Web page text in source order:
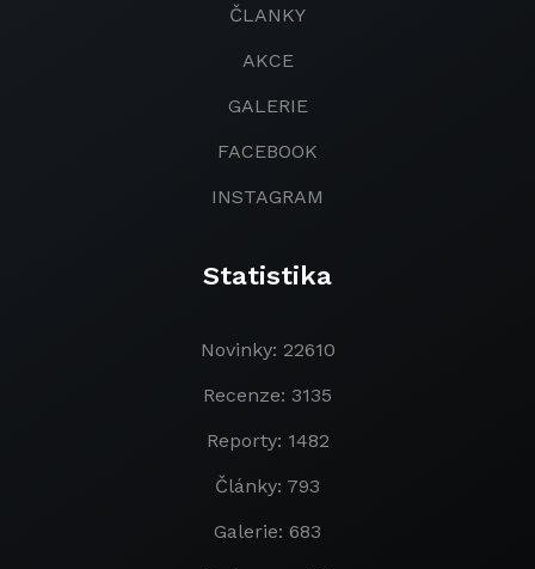
ČLANKY
AKCE
GALERIE
FACEBOOK
INSTAGRAM
Statistika
Novinky: 22610
Recenze: 3135
Reporty: 1482
Články: 793
Galerie: 683